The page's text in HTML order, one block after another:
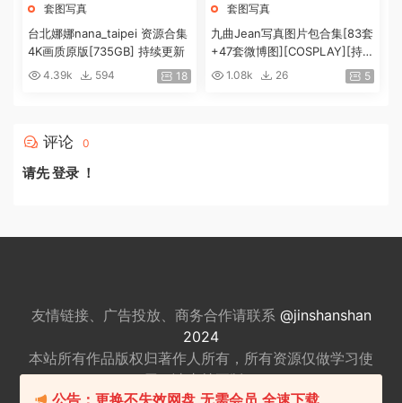
套图写真
台北娜娜nana_taipei 资源合集
4K画质原版[735GB] 持续更新
4.39k 594 18
套图写真
九曲Jean写真图片包合集[83套
+47套微博图][COSPLAY][持续
更新]1.08k 26 5
评论 0
请先登录 ！
友情链接、广告投放、商务合作请联系 @jinshanshan
2024
本站所有作品版权归著作人所有，所有资源仅做学习使
用，请支持正版。
公告：更换不失效网盘,无需会员,全速下载